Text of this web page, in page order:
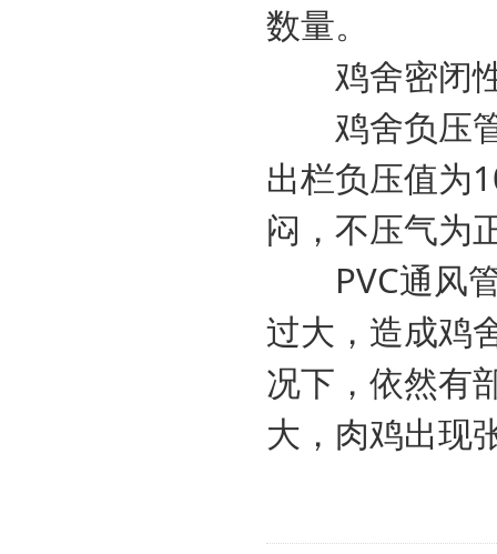
数量。
鸡舍密闭性
鸡舍负压管
出栏负压值为
闷，不压气为
PVC通风管
过大，造成鸡
况下，依然有
大，肉鸡出现